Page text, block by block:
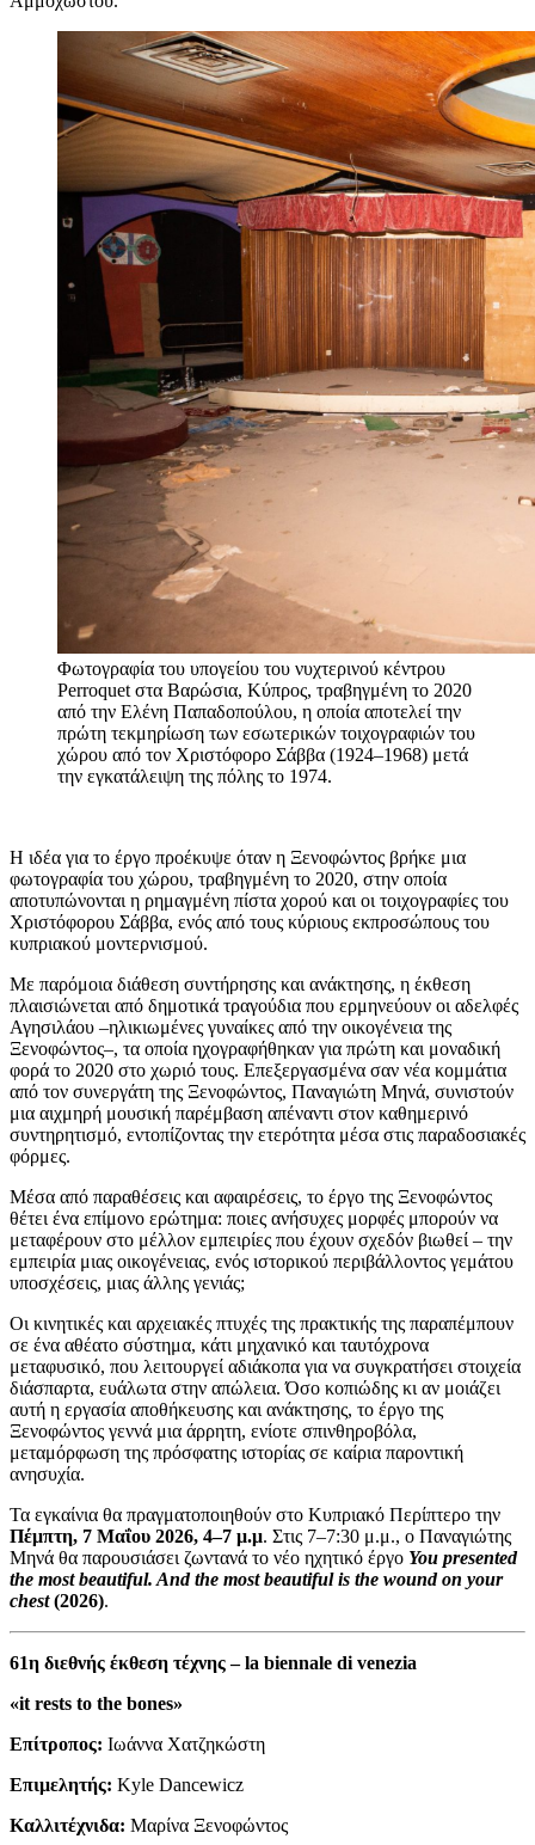
Φωτογραφία του υπογείου του νυχτερινού κέντρου
Perroquet στα Βαρώσια, Κύπρος, τραβηγμένη το 2020
από την Ελένη Παπαδοπούλου, η οποία αποτελεί την
πρώτη τεκμηρίωση των εσωτερικών τοιχογραφιών του
χώρου από τον Χριστόφορο Σάββα (1924–1968) μετά
την εγκατάλειψη της πόλης το 1974.
Η ιδέα για το έργο προέκυψε όταν η Ξενοφώντος βρήκε μια
φωτογραφία του χώρου, τραβηγμένη το 2020, στην οποία
αποτυπώνονται η ρημαγμένη πίστα χορού και οι τοιχογραφίες του
Χριστόφορου Σάββα, ενός από τους κύριους εκπροσώπους του
κυπριακού μοντερνισμού.
Με παρόμοια διάθεση συντήρησης και ανάκτησης, η έκθεση
πλαισιώνεται από δημοτικά τραγούδια που ερμηνεύουν οι αδελφές
Αγησιλάου –ηλικιωμένες γυναίκες από την οικογένεια της
Ξενοφώντος–, τα οποία ηχογραφήθηκαν για πρώτη και μοναδική
φορά το 2020 στο χωριό τους. Επεξεργασμένα σαν νέα κομμάτια
από τον συνεργάτη της Ξενοφώντος, Παναγιώτη Μηνά, συνιστούν
μια αιχμηρή μουσική παρέμβαση απέναντι στον καθημερινό
συντηρητισμό, εντοπίζοντας την ετερότητα μέσα στις παραδοσιακές
φόρμες.
Μέσα από παραθέσεις και αφαιρέσεις, το έργο της Ξενοφώντος
θέτει ένα επίμονο ερώτημα: ποιες ανήσυχες μορφές μπορούν να
μεταφέρουν στο μέλλον εμπειρίες που έχουν σχεδόν βιωθεί – την
εμπειρία μιας οικογένειας, ενός ιστορικού περιβάλλοντος γεμάτου
υποσχέσεις, μιας άλλης γενιάς;
Οι κινητικές και αρχειακές πτυχές της πρακτικής της παραπέμπουν
σε ένα αθέατο σύστημα, κάτι μηχανικό και ταυτόχρονα
μεταφυσικό, που λειτουργεί αδιάκοπα για να συγκρατήσει στοιχεία
διάσπαρτα, ευάλωτα στην απώλεια. Όσο κοπιώδης κι αν μοιάζει
αυτή η εργασία αποθήκευσης και ανάκτησης, το έργο της
Ξενοφώντος γεννά μια άρρητη, ενίοτε σπινθηροβόλα,
μεταμόρφωση της πρόσφατης ιστορίας σε καίρια παροντική
ανησυχία.
Τα εγκαίνια θα πραγματοποιηθούν στο Κυπριακό Περίπτερο την
Πέμπτη, 7 Μαΐου 2026, 4–7 μ.μ. Στις 7–7:30 μ.μ., ο Παναγιώτης
Μηνά θα παρουσιάσει ζωντανά το νέο ηχητικό έργο You presented
the most beautiful. And the most beautiful is the wound on your
chest(2026).
61η διεθνής έκθεση τέχνης – la biennale di venezia
«it rests to the bones»
Επίτροπος: Ιωάννα Χατζηκώστη
Επιμελητής: Kyle Dancewicz
Καλλιτέχνιδα: Μαρίνα Ξενοφώντος